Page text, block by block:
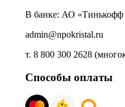
В банке: АО
admin@npokristal.ru
т. 8 800 300 2628
Способы оплаты